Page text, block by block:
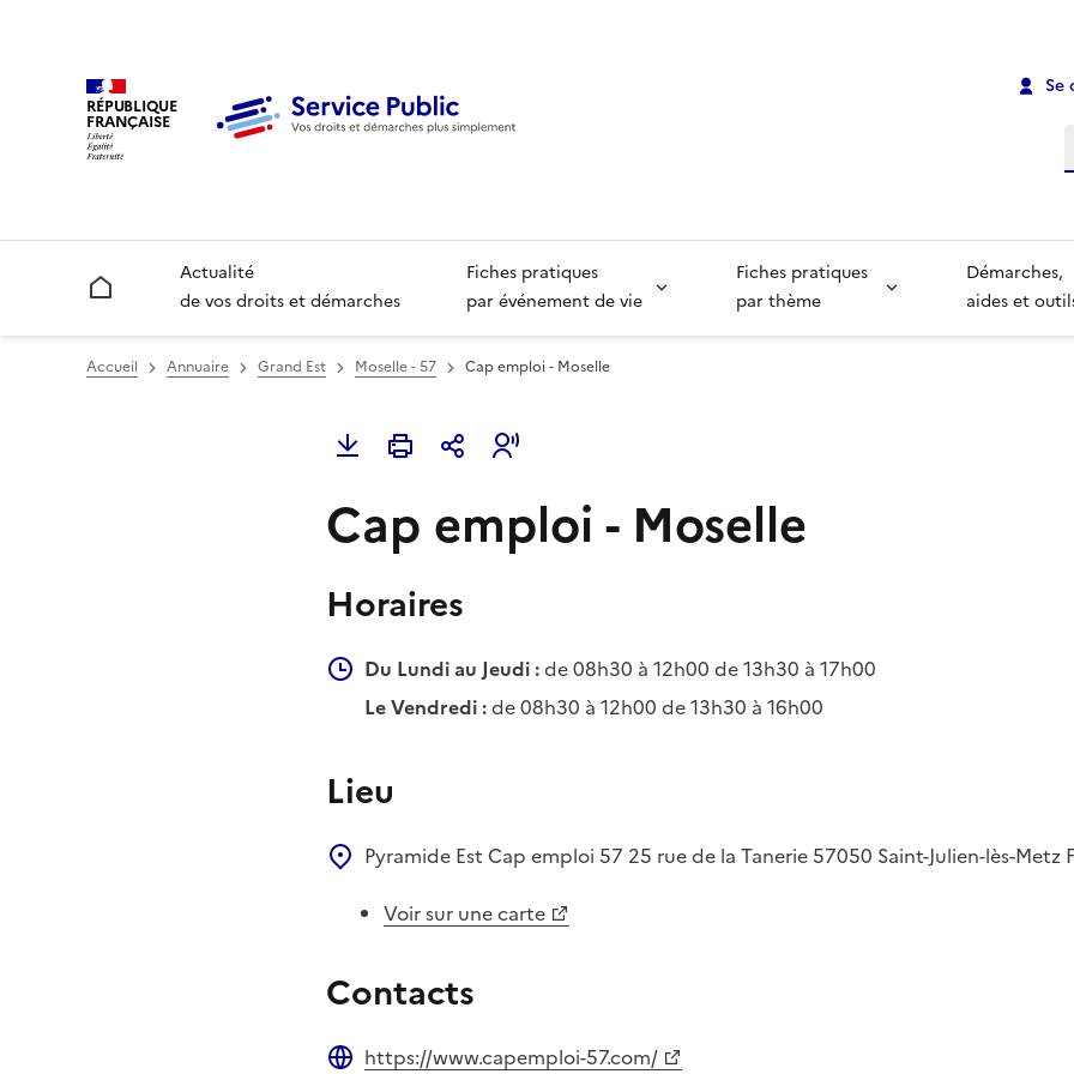
RÉPUBLIQUE
FRANÇAISE
Se
Accueil
Actualité
de vos droits et démarches
Fiches pratiques
par événement de vie
Fiches pratiques
par thème
Démarches,
aides et
Accueil Annuaire Grand Est Moselle - 57 Cap emploi - Moselle
Cap emploi - Moselle
Horaires
Du Lundi au Jeudi :de 08h30 à 12h00 de 13h30 à 17h00
Le Vendredi :de 08h30 à 12h00 de 13h30 à 16h00
Lieu
Pyramide Est Cap emploi 57 25 rue de la Tanerie 57050 Saint-Julien-lès-Metz
Voir sur une carte
Contacts
https://www.capemploi-57.com/